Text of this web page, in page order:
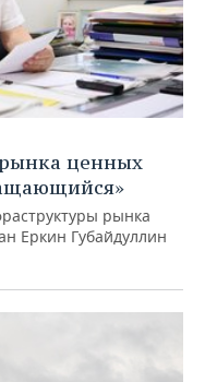
ценных
рынка
Еркин Губайдуллин